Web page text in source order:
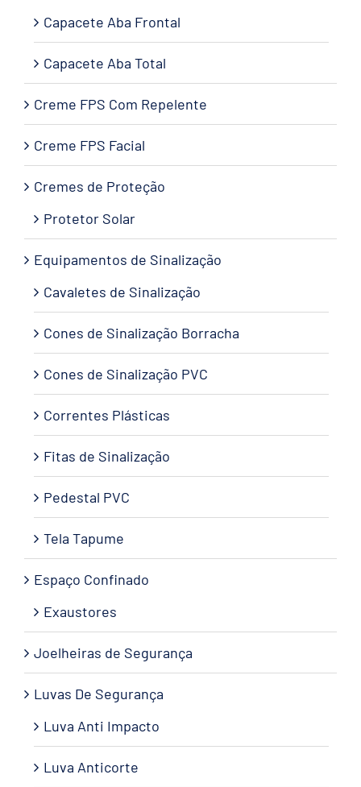
Capacete Aba Frontal
Capacete Aba Total
Creme FPS Com Repelente
Creme FPS Facial
Cremes de Proteção
Protetor Solar
Equipamentos de Sinalização
Cavaletes de Sinalização
Cones de Sinalização Borracha
Cones de Sinalização PVC
Correntes Plásticas
Fitas de Sinalização
Pedestal PVC
Tela Tapume
Espaço Confinado
Exaustores
Joelheiras de Segurança
Luvas De Segurança
Luva Anti Impacto
Luva Anticorte